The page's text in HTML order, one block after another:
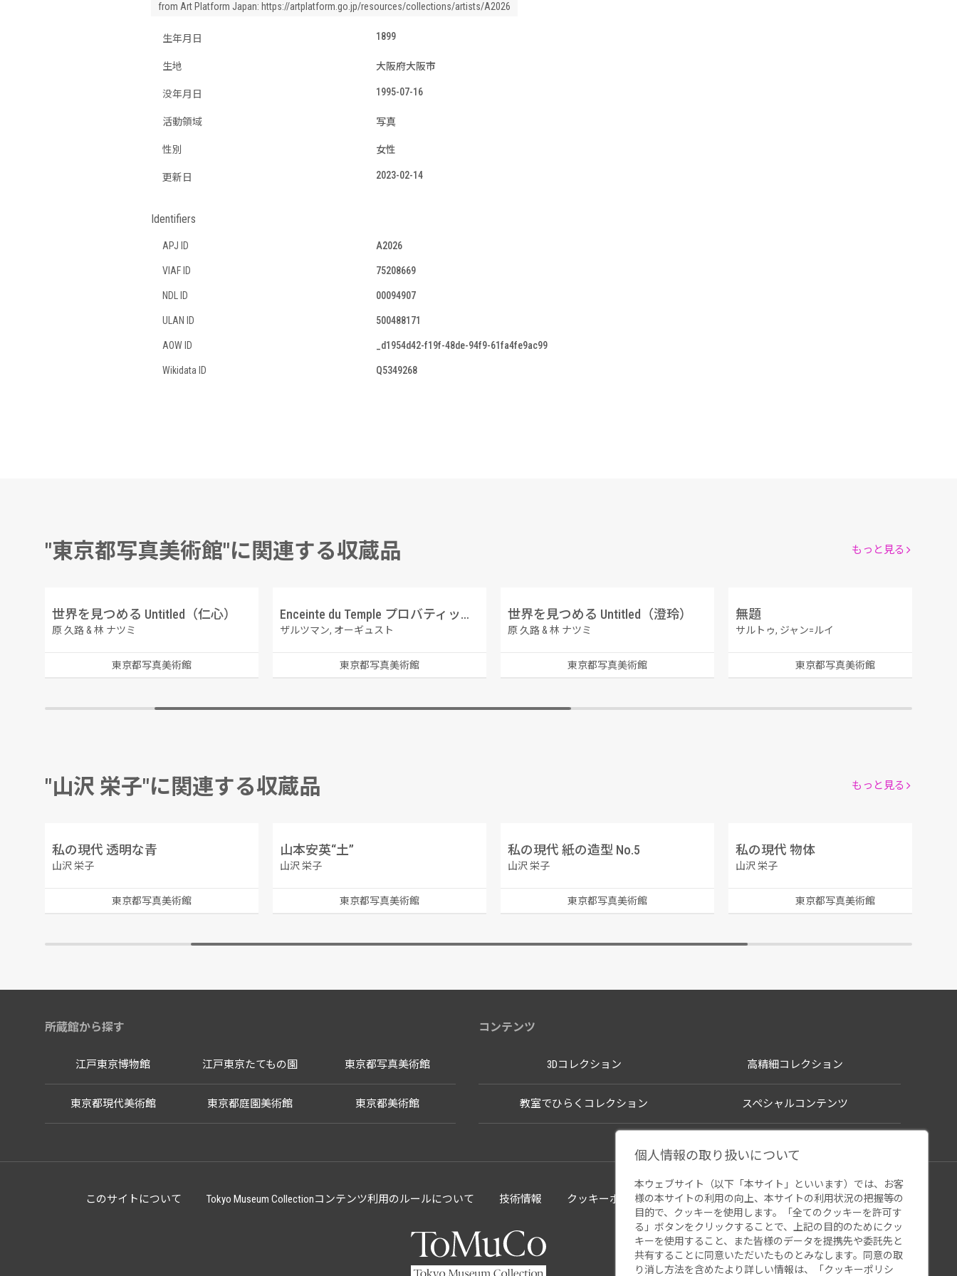
from Art Platform Japan: https://artplatform.go.jp/resources/collections/artists/A2026
生年月日 1899
生地 大阪府大阪市
没年月日 1995-07-16
活動領域 写真
性別 女性
更新日 2023-02-14
Identifiers
APJ ID A2026
VIAF ID 75208669
NDL ID 00094907
ULAN ID 500488171
AOW ID _d1954d42-f19f-48de-94f9-61fa4fe9ac99
Wikidata ID Q5349268
"東京都写真美術館"に関連する収蔵品
世界を見つめる Untitled（仁心）
原 久路 & 林 ナツミ
東京都写真美術館
Enceinte du Temple プロバティック・プール
ザルツマン, オーギュスト
東京都写真美術館
世界を見つめる Untitled（澄玲）
原 久路 & 林 ナツミ
東京都写真美術館
無題
サルトゥ, ジャン=ルイ
東京都写真美術館
もっと見る
"山沢 栄子"に関連する収蔵品
私の現代 透明な青
山沢 栄子
東京都写真美術館
山本安英“土”
山沢 栄子
東京都写真美術館
私の現代 紙の造型 No.5
山沢 栄子
東京都写真美術館
私の現代 物体
山沢 栄子
東京都写真美術館
もっと見る
所蔵館から探す
江戸東京博物館 江戸東京たてもの園 東京都写真美術館
東京都現代美術館 東京都庭園美術館 東京都美術館
コンテンツ
3Dコレクション 高精細コレクション
教室でひらくコレクション スペシャルコンテンツ
このサイトについて Tokyo Museum Collectionコンテンツ利用のルールについて 技術情報 クッキーポリシー ウェブアクセシビリティ 関連サイト
個人情報の取り扱いについて
本ウェブサイト（以下「本サイト」といいます）では、お客
様の本サイトの利用の向上、本サイトの利用状況の把握等の
目的で、クッキーを使用します。「全てのクッキーを許可す
る」ボタンをクリックすることで、上記の目的のためにクッ
キーを使用すること、また皆様のデータを提携先や委託先と
共有することに同意いただいたものとみなします。同意の取
り消し方法を含めたより詳しい情報は、「 クッキーポリシ